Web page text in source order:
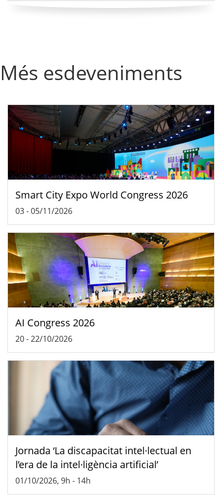
Més esdeveniments
Smart City Expo World Congress 2026
03-05/11/2026
AI Congress 2026
20-22/10/2026
Jornada ‘La discapacitat intel·lectual en
l’era de la intel·ligència artificial’
01/10/2026, 9h - 14h